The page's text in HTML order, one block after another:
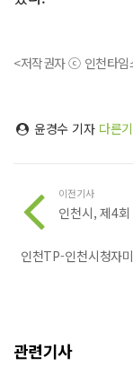
<저작권자 ⓒ 인천타임
윤경수 기자 다른
이전기사
인천시, 제4
인천TP-인천시청자
관련기사